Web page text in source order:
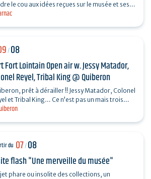
le cou aux idées reçues sur le musée et ses
piochez au hasard une question et…
/08
Fort Lointain Open air w. Jessy Matador,
Reyel, Tribal King @ Quiberon
prêt à dérailler !! Jessy Matador, Colonel
et Tribal King… Ce n’est pas un mais trois
que nous invitons le dimanche 9…
du 07/08
flash "Une merveille du musée"
phare ou insolite des collections, un